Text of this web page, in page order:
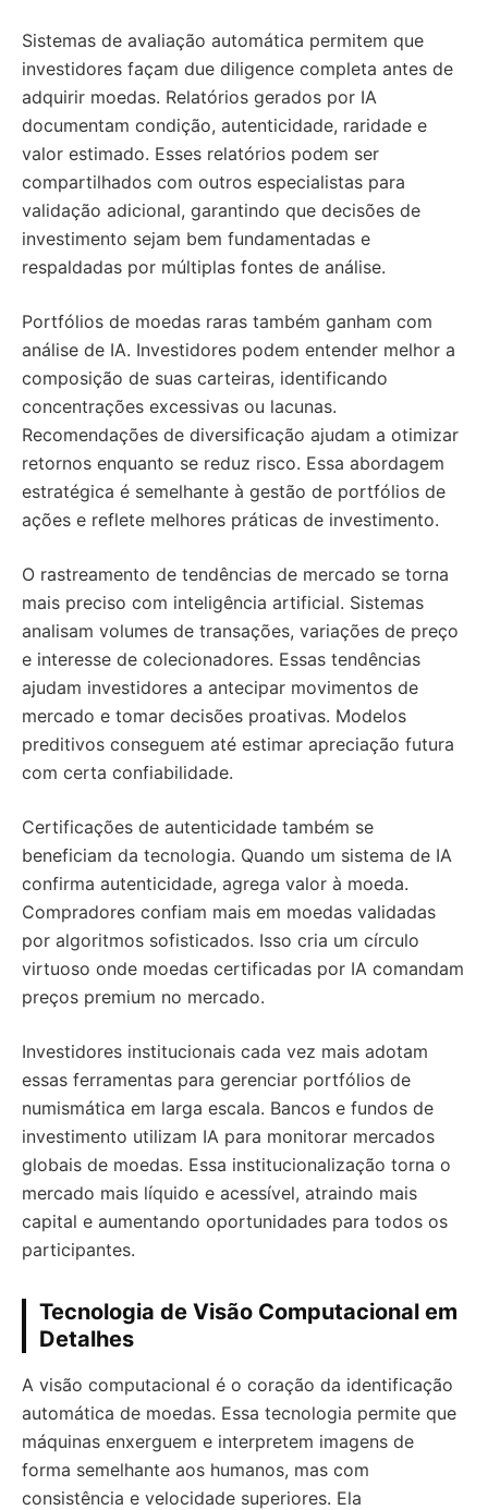
Sistemas de avaliação automática permitem que
investidores façam due diligence completa antes de
adquirir moedas. Relatórios gerados por IA
documentam condição, autenticidade, raridade e
valor estimado. Esses relatórios podem ser
compartilhados com outros especialistas para
validação adicional, garantindo que decisões de
investimento sejam bem fundamentadas e
respaldadas por múltiplas fontes de análise.
Portfólios de moedas raras também ganham com
análise de IA. Investidores podem entender melhor a
composição de suas carteiras, identificando
concentrações excessivas ou lacunas.
Recomendações de diversificação ajudam a otimizar
retornos enquanto se reduz risco. Essa abordagem
estratégica é semelhante à gestão de portfólios de
ações e reflete melhores práticas de investimento.
O rastreamento de tendências de mercado se torna
mais preciso com inteligência artificial. Sistemas
analisam volumes de transações, variações de preço
e interesse de colecionadores. Essas tendências
ajudam investidores a antecipar movimentos de
mercado e tomar decisões proativas. Modelos
preditivos conseguem até estimar apreciação futura
com certa confiabilidade.
Certificações de autenticidade também se
beneficiam da tecnologia. Quando um sistema de IA
confirma autenticidade, agrega valor à moeda.
Compradores confiam mais em moedas validadas
por algoritmos sofisticados. Isso cria um círculo
virtuoso onde moedas certificadas por IA comandam
preços premium no mercado.
Investidores institucionais cada vez mais adotam
essas ferramentas para gerenciar portfólios de
numismática em larga escala. Bancos e fundos de
investimento utilizam IA para monitorar mercados
globais de moedas. Essa institucionalização torna o
mercado mais líquido e acessível, atraindo mais
capital e aumentando oportunidades para todos os
participantes.
Tecnologia de Visão Computacional em
Detalhes
A visão computacional é o coração da identificação
automática de moedas. Essa tecnologia permite que
máquinas enxerguem e interpretem imagens de
forma semelhante aos humanos, mas com
consistência e velocidade superiores. Ela